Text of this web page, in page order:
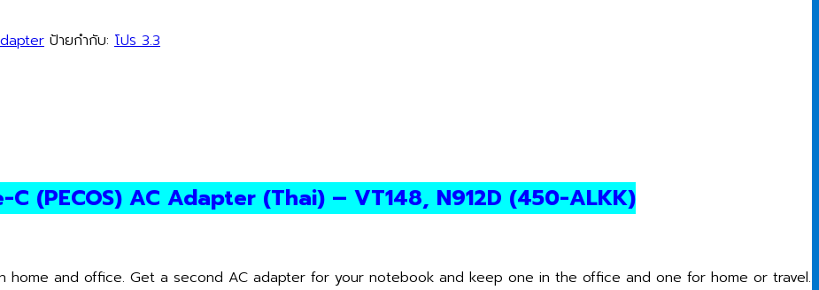
ป้ายกำกับ: โปร 3.3
(PECOS) AC Adapter (Thai) – VT148, N912D (450-ALKK)
and office. Get a second AC adapter for your notebook and keep one in the office and one for home or travel.